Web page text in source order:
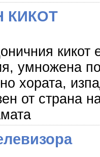
КИКОТ
кикот
умножена
хората,
от страна